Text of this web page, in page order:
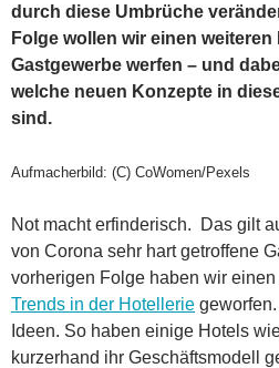
durch diese Umbrüche
Folge wollen wir einen
Gastgewerbe werfen – und
welche neuen Konzepte in
sind.
Aufmacherbild: (C) CoWomen/Pexels
Not macht erfinderisch. Das gilt
von Corona sehr hart getroffene
vorherigen Folge haben wir
Trends in der Hotellerie
Ideen. So haben einige Hotels
kurzerhand ihr Geschäftsmodell